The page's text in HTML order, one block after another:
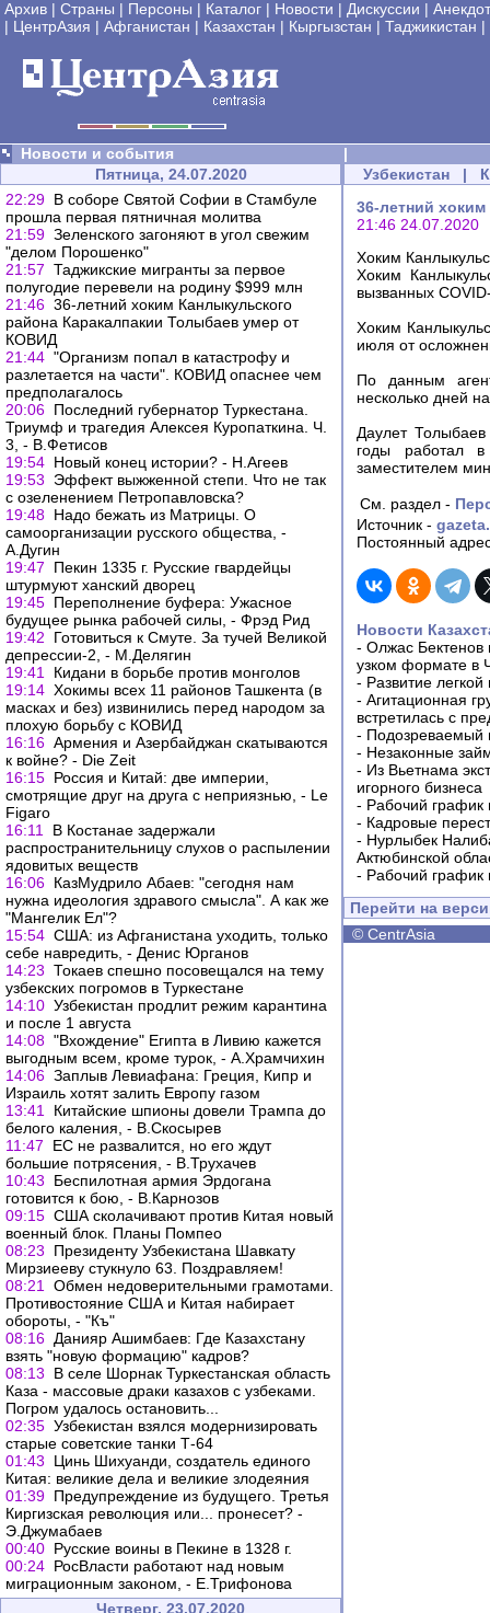
Архив | Страны | Персоны | Каталог | Новости | Дискуссии |
| ЦентрАзия | Афганистан | Казахстан | Кыргызстан | Таджикистан |
Новости и события
|
Пятница, 24.07.2020
22:29 В соборе Святой Софии в Стамбуле
прошла первая пятничная молитва
21:59 Зеленского загоняют в угол свежим
"делом Порошенко"
21:57 Таджикские мигранты за первое
полугодие перевели на родину $999 млн
21:46 36-летний хоким Канлыкульского
района Каракалпакии Толыбаев умер от
КОВИД
21:44 "Организм попал в катастрофу и
разлетается на части". КОВИД опаснее чем
предполагалось
20:06 Последний губернатор Туркестана.
Триумф и трагедия Алексея Куропаткина. Ч.
3, - В.Фетисов
19:54 Новый конец истории? - Н.Агеев
19:53
Эффект выжженной степи. Что не так
с озеленением Петропавловска?
19:48 Надо бежать из Матрицы. О
самоорганизации русского общества, -
А.Дугин
19:47
Пекин 1335 г. Русские гвардейцы
штурмуют ханский дворец
19:45 Переполнение буфера: Ужасное
будущее рынка рабочей силы, - Фрэд Рид
19:42
Готовиться к Смуте. За тучей Великой
депрессии-2, - М.Делягин
19:41
Кидани в борьбе против монголов
19:14 Хокимы всех 11 районов Ташкента (в
масках и без) извинились перед народом за
плохую борьбу с КОВИД
16:16 Армения и Азербайджан скатываются
к войне? - Die Zeit
16:15 Россия и Китай: две империи,
смотрящие друг на друга с неприязнью, - Le
Figaro
16:11
В Костанае задержали
распространительницу слухов о распылении
ядовитых веществ
16:06 КазМудрило Абаев: "сегодня нам
нужна идеология здравого смысла". А как же
"Мангелик Ел"?
15:54 США: из Афганистана уходить, только
себе навредить, - Денис Юрганов
14:23 Токаев спешно посовещался на тему
узбекских погромов в Туркестане
14:10 Узбекистан продлит режим карантина
и после 1 августа
14:08 "Вхождение" Египта в Ливию кажется
выгодным всем, кроме турок, - А.Храмчихин
14:06 Заплыв Левиафана: Греция, Кипр и
Израиль хотят залить Европу газом
13:41
Китайские шпионы довели Трампа до
белого каления, - В.Скосырев
11:47
ЕС не развалится, но его ждут
большие потрясения, - В.Трухачев
10:43
Беспилотная армия Эрдогана
готовится к бою, - В.Карнозов
09:15 США сколачивают против Китая новый
военный блок. Планы Помпео
08:23
Президенту Узбекистана Шавкату
Мирзиееву стукнуло 63. Поздравляем!
08:21
Обмен недоверительными грамотами.
Противостояние США и Китая набирает
обороты, - "Къ"
08:16 Данияр Ашимбаев: Где Казахстану
взять "новую формацию" кадров?
08:13
В селе Шорнак Туркестанская область
Каза - массовые драки казахов с узбеками.
Погром удалось остановить...
02:35 Узбекистан взялся модернизировать
старые советские танки Т-64
01:43
Цинь Шихуанди, создатель единого
Китая: великие дела и великие злодеяния
01:39 Предупреждение из будущего. Третья
Киргизская революция или... пронесет? -
Э.Джумабаев
00:40 Русские воины в Пекине в 1328 г.
00:24 РосВласти работают над новым
миграционным законом, - Е.Трифонова
Четверг, 23.07.2020
Узбекистан |
36-летний
21:46 24.07.2020
Хоким
Хоким
вызванных
Хоким
июля от
По данным
несколько дней
Даулет
годы работал
заместителем
См. раздел -
Источник -
Постоянный
Новости
- Олжас Бектенов
узком формате в
- Развитие
- Агитационная
встретилась с
- Подозреваемый
- Незаконные
- Из Вьетнама
игорного бизнеса
- Рабочий график
- Кадровые
- Нурлыбек
Актюбинской
- Рабочий график
Перейти на
© CentrAsia